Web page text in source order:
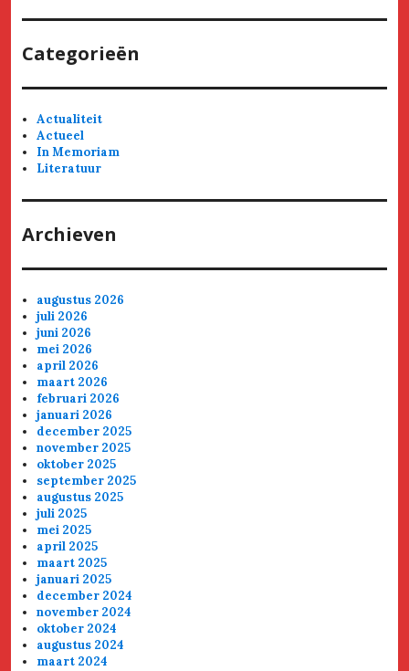
Categorieën
Actualiteit
Actueel
In Memoriam
Literatuur
Archieven
augustus 2026
juli 2026
juni 2026
mei 2026
april 2026
maart 2026
februari 2026
januari 2026
december 2025
november 2025
oktober 2025
september 2025
augustus 2025
juli 2025
mei 2025
april 2025
maart 2025
januari 2025
december 2024
november 2024
oktober 2024
augustus 2024
maart 2024